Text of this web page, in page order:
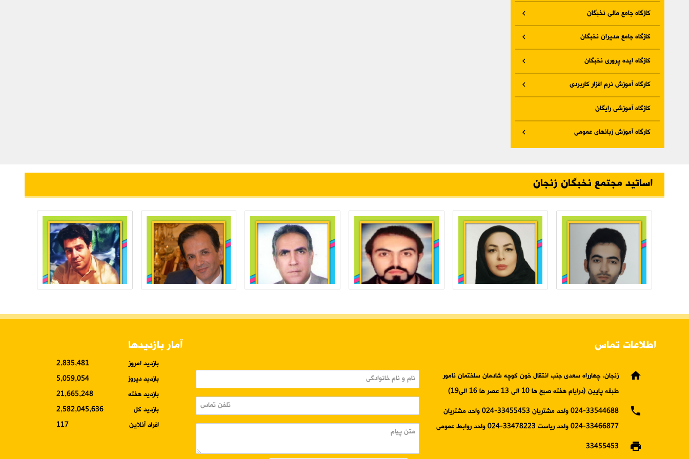
کازگاه جامع مالی نخبگان
کازگاه جامع مدیران نخبگان
کازگاه ایده پروری نخبگان
کارگاه آموزش نرم افزار کاربردی
کازگاه آموزشی رایگان
کارگاه آموزش زبانهای عمومی
اساتید مجتمع نخبگان زنجان
اطلاعات تماس
home
زنجان، چهارراه سعدی جنب انتقال خون کوچه شادمان ساختمان نامور
طبقه پایین (درایام هفته صبح ها 10 الی 13 عصر ها 16 الی19)
phone
024-33544688 واحد مشتریان 33455453-024 واحد مشتریان
33466877-024 واحد ریاست 33478223-024 واحد روابط عمومی
print
33455453
آمار بازدیدها
بازدید امروز
2,835,481
بازدید دیروز
5,059,054
بازدید هفته
21,665,248
بازدید کل
2,582,045,636
افراد آنلاین
117